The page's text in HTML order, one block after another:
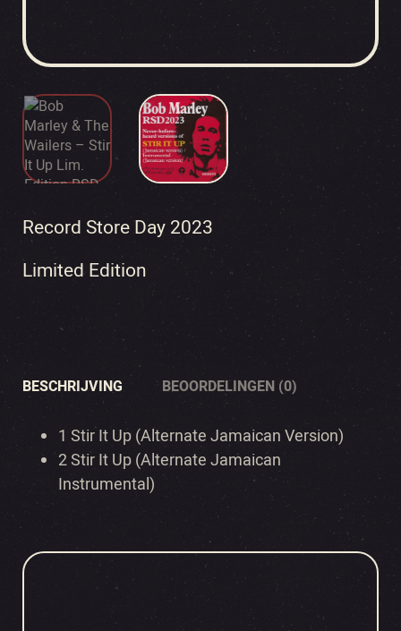
Record Store Day 2023
Limited Edition
BESCHRIJVING BEOORDELINGEN (0)
1 Stir It Up (Alternate Jamaican Version)
2 Stir It Up (Alternate Jamaican
Instrumental)